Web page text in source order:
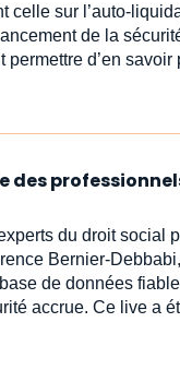
celle sur l’auto-
de la
d’en
des
du droit
Bernier-
de données
accrue. Ce live a